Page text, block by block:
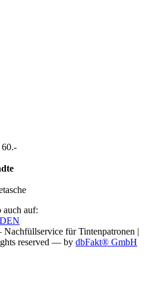
60.-
auf:
Nachfüllservice fürTintenpatronen |
reserved — by dbFakt® GmbH